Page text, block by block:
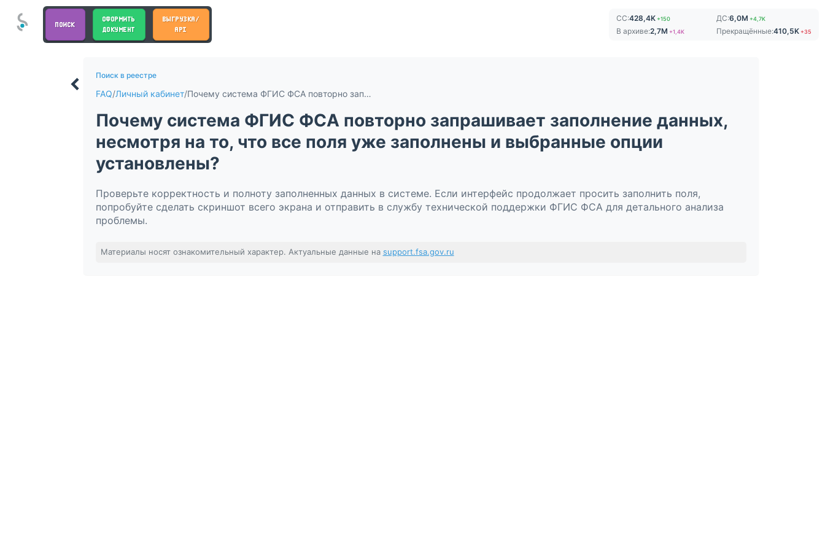
ПОИСК
ОФОРМИТЬ
ДОКУМЕНТ
ВЫГРУЗКА/
API
СС:428,4K+150 ДС:6,0M +4,7K
В архиве:2,7M +1,4K Прекращённые:410,5K +35
Поиск в реестре
FAQ/Личный кабинет/ Почему система ФГИС ФСА повторно запрашивает заполнение данных, несмотря на то, что все поля уже заполнены и выбранные опции установлены?
Почему система ФГИС ФСА повторно запрашивает заполнение данных,
несмотря на то, что все поля уже заполнены и выбранные опции
установлены?
Проверьте корректность и полноту заполненных данных в системе. Если интерфейс продолжает просить заполнить поля,
попробуйте сделать скриншот всего экрана и отправить в службу технической поддержки ФГИС ФСА для детального анализа
проблемы.
Материалы носят ознакомительный характер. Актуальные данные на support.fsa.gov.ru